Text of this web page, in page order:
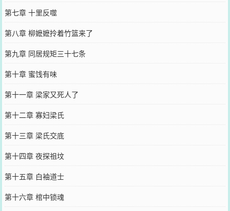
第七章 十里反噬
第八章 柳嬷嬷拎着竹篮来了
第九章 同居规矩三十七条
第十章 蜜饯有味
第十一章 梁家又死人了
第十二章 寡妇梁氏
第十三章 梁氏交底
第十四章 夜探祖坟
第十五章 白袖道士
第十六章 棺中锁魂